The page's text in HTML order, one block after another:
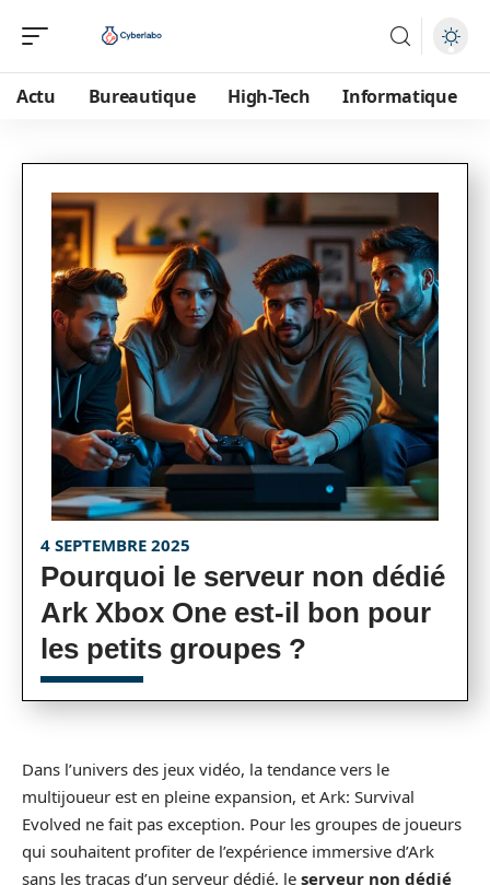
Actu Bureautique High-Tech Informatique
4 SEPTEMBRE 2025
Pourquoi le serveur non dédié
Ark Xbox One est-il bon pour
les petits groupes ?
Dans l’univers des jeux vidéo, la tendance vers le
multijoueur est en pleine expansion, et Ark: Survival
Evolved ne fait pas exception. Pour les groupes de joueurs
qui souhaitent profiter de l’expérience immersive d’Ark
sans les tracas d’un serveur dédié, le serveur non dédié